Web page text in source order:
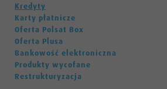
Kredyty
Karty płatnicze
Oferta Polsat Box
Oferta Plusa
Bankowość elektroniczna
Produkty wycofane
Restrukturyzacja